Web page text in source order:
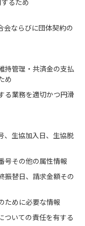
るため
会ならびに団体契約の
持管理・共済金の支払
め
る業務を適切かつ円滑
、生協加入日、生協脱
号その他の属性情報
振替日、請求金額その
ために必要な情報
ついての責任を有する